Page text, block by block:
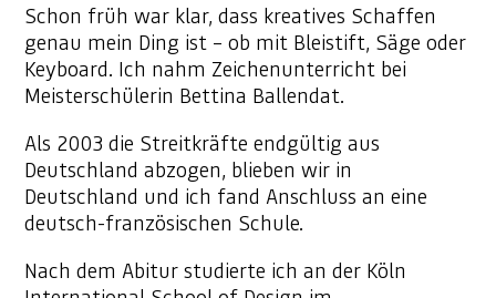
Schon früh war klar, dass kreatives Schaffen
genau mein Ding ist – ob mit Bleistift, Säge oder
Keyboard. Ich nahm Zeichenunterricht bei
Meisterschülerin Bettina Ballendat.
Als 2003 die Streitkräfte endgültig aus
Deutschland abzogen, blieben wir in
Deutschland und ich fand Anschluss an eine
deutsch-französischen Schule.
Nach dem Abitur studierte ich an der Köln